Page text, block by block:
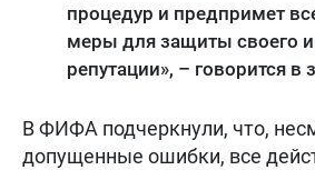
процедур и предпримет
меры для защиты своего
репутации», – говорится в
В ФИФА подчеркнули, что,
допущенные ошибки, все